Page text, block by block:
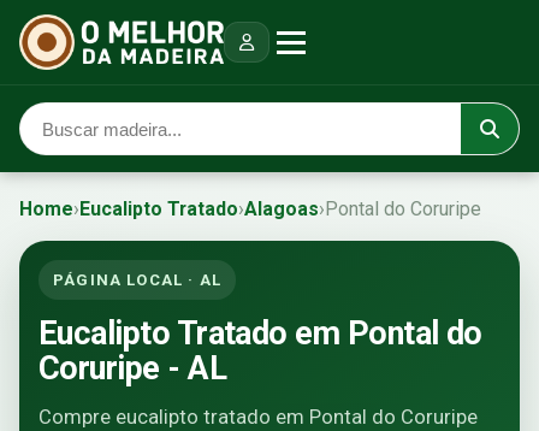
Home›Eucalipto Tratado›Alagoas›Pontal do Coruripe
PÁGINA LOCAL · AL
Eucalipto Tratado em Pontal do
Coruripe - AL
Compre eucalipto tratado em Pontal do Coruripe